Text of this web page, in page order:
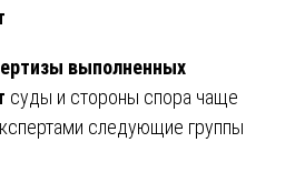
выполненных
суды и стороны спора чаще
следующие группы